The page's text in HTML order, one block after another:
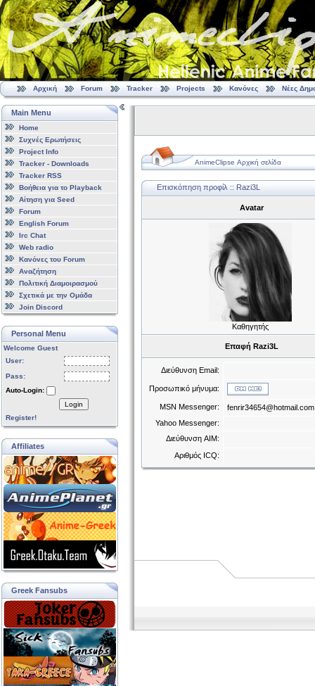
Αρχική Forum Tracker Projects Κανόνες Νέες
Main Menu
Home
Συχνές Ερωτήσεις
Project Info
Tracker - Downloads
Tracker RSS
Βοήθεια για το Playback
Αίτηση για Seed
Forum
English Forum
Irc Chat
Web radio
Κανόνες του Forum
Αναζήτηση
Πολιτική Διαμοιρασμού
Σχετικά με την Ομάδα
Join Discord
Personal Menu
Welcome Guest
User:
Pass:
Auto-Login:
Login
Register!
Affiliates
Greek Fansubs
AnimeClipse Αρχική σελίδα
Επισκόπηση προφίλ :: Razi3L
Avatar
Καθηγητής
Επαφή Razi3L
Διεύθυνση Email:
Προσωπικό μήνυμα:
MSN Messenger:
fenrir34654@hotmail.com
Yahoo Messenger:
Διεύθυνση AIM:
Αριθμός ICQ: